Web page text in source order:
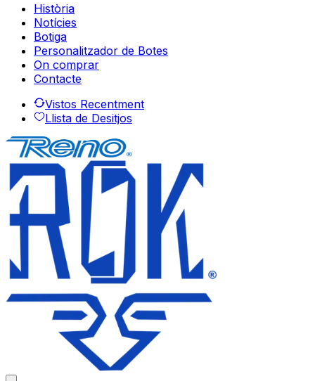
Història
Notícies
Botiga
Personalitzador de Botes
On comprar
Contacte
Vistos Recentment
Llista de Desitjos